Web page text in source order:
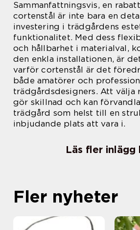
Sammanfattningsvis, en
cortenstål är inte bara en
investering i trädgårdens
funktionalitet. Med dess
och hållbarhet i materialval,
den enkla installationen, är
varför cortenstål är det
både amatörer och
trädgårdsdesigners. Att välja
gör skillnad och kan
trädgård som helst till en
inbjudande plats att vara i.
Läs fler inlägg
Fler nyheter